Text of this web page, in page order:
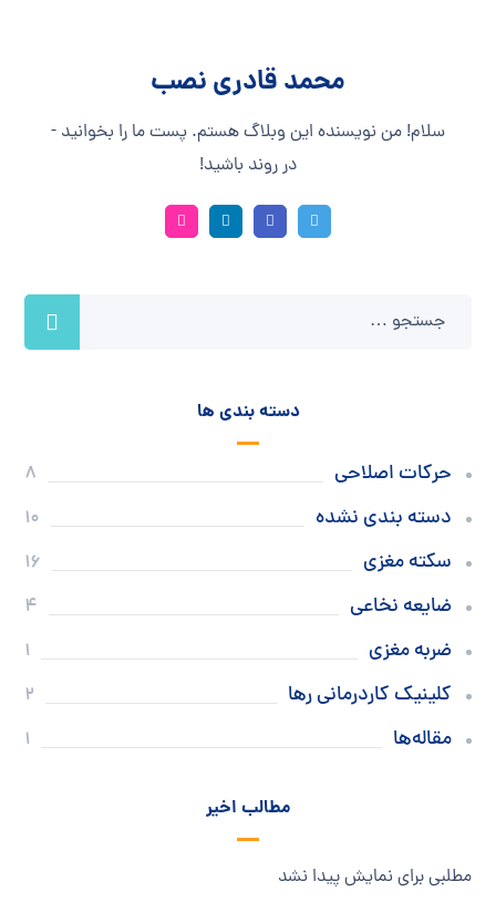
محمد قادری نصب
سلام! من نویسنده این وبلاگ هستم. پست ما را بخوانید -
در روند باشید!
دسته بندی ها
حرکات اصلاحی 8
دسته بندی نشده 10
سکته مغزی 16
ضایعه نخاعی 4
ضربه مغزی 1
کلینیک کاردرمانی رها 2
مقاله‌ها 1
مطالب اخیر
مطلبی برای نمایش پیدا نشد